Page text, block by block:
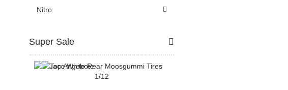
Nitro
Super Sale